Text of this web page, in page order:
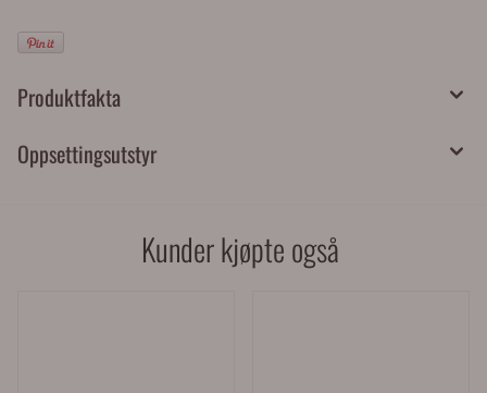
Produktfakta
Oppsettingsutstyr
Kunder kjøpte også